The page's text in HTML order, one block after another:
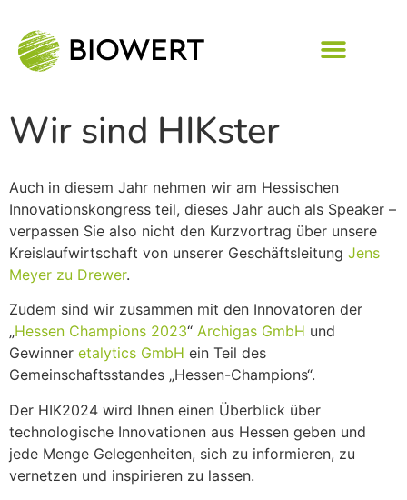
Wir sind HIKster
Auch in diesem Jahr nehmen wir am Hessischen
Innovationskongress teil, dieses Jahr auch als Speaker –
verpassen Sie also nicht den Kurzvortrag über unsere
Kreislaufwirtschaft von unserer Geschäftsleitung Jens
Meyer zu Drewer.
Zudem sind wir zusammen mit den Innovatoren der
„Hessen Champions 2023“ Archigas GmbH und
Gewinner etalytics GmbH ein Teil des
Gemeinschaftsstandes „Hessen-Champions“.
Der HIK2024 wird Ihnen einen Überblick über
technologische Innovationen aus Hessen geben und
jede Menge Gelegenheiten, sich zu informieren, zu
vernetzen und inspirieren zu lassen.